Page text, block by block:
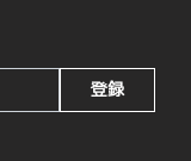
登録